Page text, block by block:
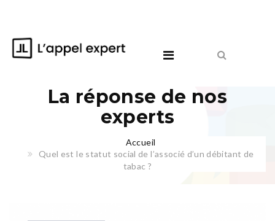
La réponse de nos
experts
Accueil
Quel est le statut social de l’associé d’un débitant de
tabac ?